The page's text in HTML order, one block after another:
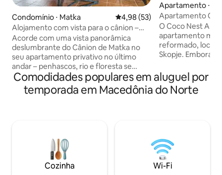
Condomínio ⋅ Matka 4,98 de uma avaliação média
4,98 (53)
Alojamento com vista para o cânion –
Apartamento no último andar com vista
Acorde com uma vista panorâmica
deslumbrante do Cânion de Matka no
seu apartamento privativo no último
andar – penhascos, rio e floresta se
estendendo abaixo da sua varanda. O
Canyon View Lodge está situado na
floresta de carvalhos de Matka, e o
varanda ideal para longas manhãs com
caminhada até as principais atrações de
Matka: passeios de barco, caiaque e
Apartamento ⋅
Apartamento
Skopje
O Coco Nest
apartamento
reformado,
Skopje. Embora
pacífico, cercado
Oferecendo
gratuito, o
Mercado Verde e
caminhada da
City Shopping
rio Vardar.
Comodidades populares em aluguel por
temporada em Macedônia do Norte
Cozinha Wi-Fi